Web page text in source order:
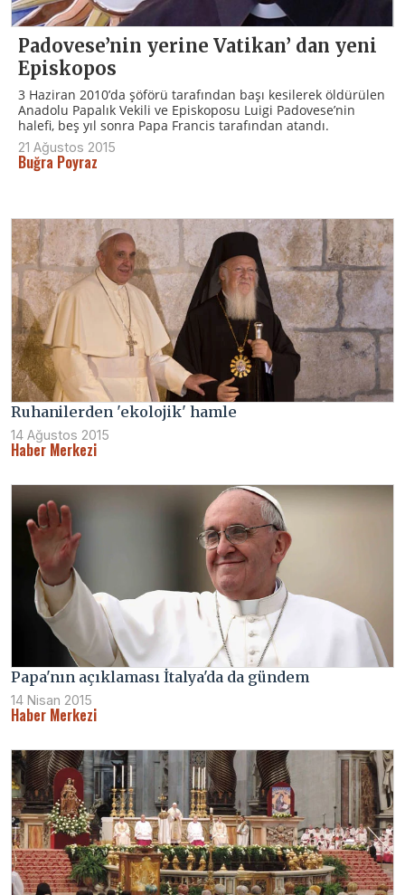
Padovese’nin yerine Vatikan’ dan yeni
Episkopos
3 Haziran 2010’da şöförü tarafından başı kesilerek öldürülen
Anadolu Papalık Vekili ve Episkoposu Luigi Padovese’nin
halefi, beş yıl sonra Papa Francis tarafından atandı.
21 Ağustos 2015
Buğra Poyraz
Ruhanilerden 'ekolojik' hamle
14 Ağustos 2015
Haber Merkezi
Papa'nın açıklaması İtalya'da da gündem
14 Nisan 2015
Haber Merkezi